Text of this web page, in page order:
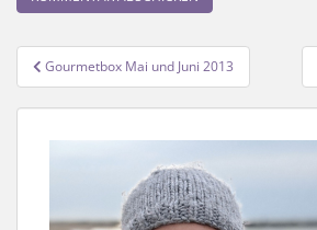
Beitragsnavigation
Gourmetbox Mai und Juni 2013